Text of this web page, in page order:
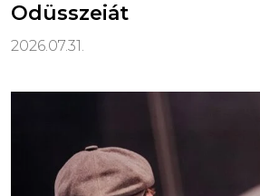
Odüsszeiát
2026.07.31.